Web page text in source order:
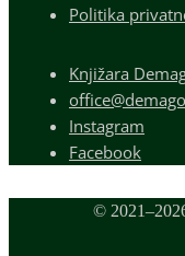
Politika
Knjižara
Instagram
Facebook
©